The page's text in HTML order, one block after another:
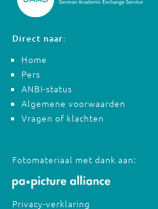
Direct naar:
Home
Pers
ANBI-status
Algemene voorwaarden
Vragen of klachten
Fotomateriaal met dank aan:
Privacy-verklaring